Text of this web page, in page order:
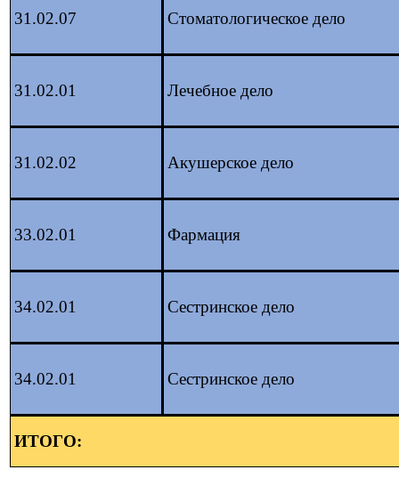
31.02.07 Стоматологическое дело
31.02.01 Лечебное дело
31.02.02 Акушерское дело
33.02.01 Фармация
34.02.01 Сестринское дело
34.02.01 Сестринское дело
ИТОГО: